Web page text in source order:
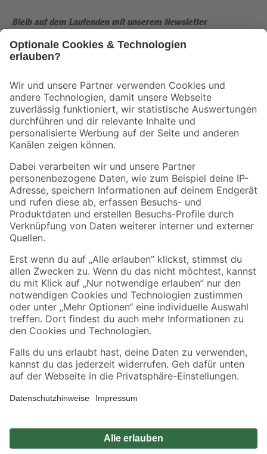
Bleib auf dem Laufenden mit unserem Newsletter
Der toom Newsletter: Keine Angebote und Aktionen mehr verpassen!
Folge uns
Zahlungsarten Versandarten
Sicher einkaufen
Jetzt die toom-App herunterladen
Alle Preisangaben in EUR inkl. gesetzl. MwSt.. Die dargestellten Angebote sind unter
Umständen nicht in allen Märkten verfügbar. Die angegebenen Verfügbarkeiten beziehen
sich auf den unter "Mein Markt" ausgewählten toom Baumarkt. Alle Angebote und
*Paketversand ab 59 € versandkostenfrei, gilt nicht für Artikel mit Speditionsversand, hier
fallen zusätzliche Versandkosten an.
Privatsphäre Impressum